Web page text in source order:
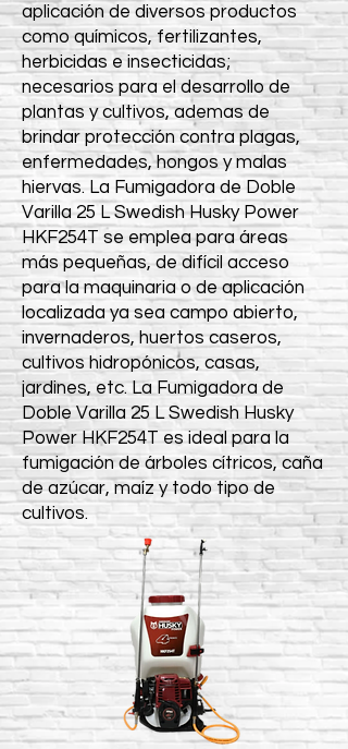
aplicación de diversos productos
como químicos, fertilizantes,
herbicidas e insecticidas;
necesarios para el desarrollo de
plantas y cultivos, ademas de
brindar protección contra plagas,
enfermedades, hongos y malas
hiervas. La Fumigadora de Doble
Varilla 25 L Swedish Husky Power
HKF254T se emplea para áreas
más pequeñas, de difícil acceso
para la maquinaria o de aplicación
localizada ya sea campo abierto,
invernaderos, huertos caseros,
cultivos hidropónicos, casas,
jardines, etc. La Fumigadora de
Doble Varilla 25 L Swedish Husky
Power HKF254T es ideal para la
fumigación de árboles cítricos, caña
de azúcar, maíz y todo tipo de
cultivos.